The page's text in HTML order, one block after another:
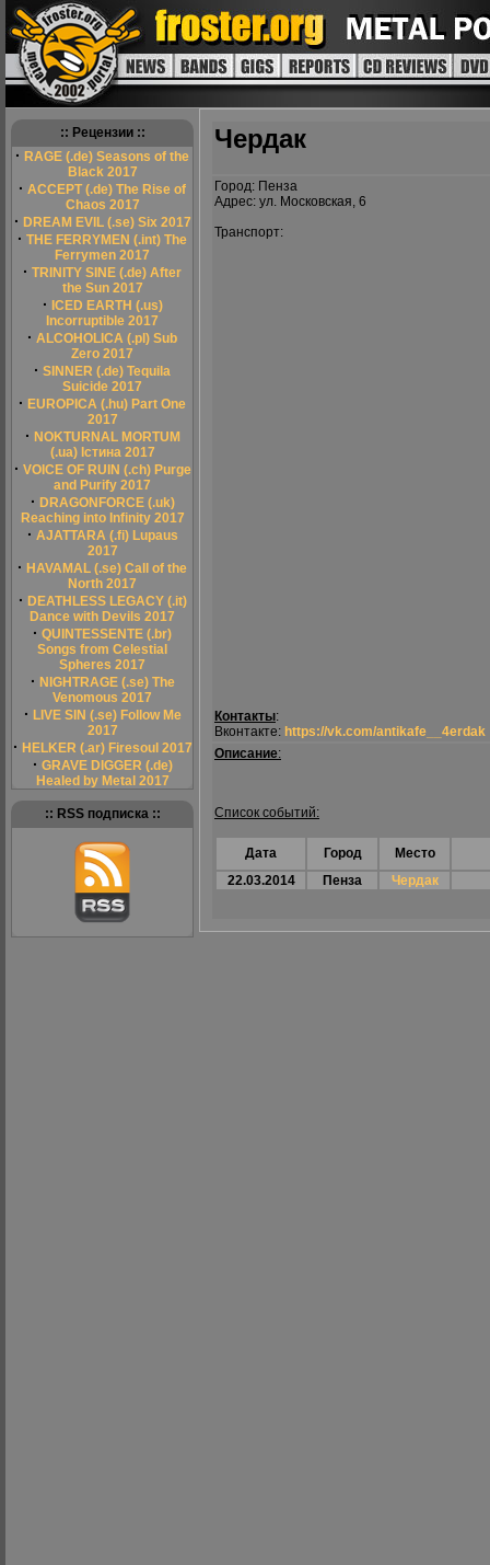
:: Рецензии ::
· RAGE (.de) Seasons of the
Black 2017
· ACCEPT (.de) The Rise of
Chaos 2017
· DREAM EVIL (.se) Six 2017
· THE FERRYMEN (.int) The
Ferrymen 2017
· TRINITY SINE (.de) After
the Sun 2017
· ICED EARTH (.us)
Incorruptible 2017
· ALCOHOLICA (.pl) Sub
Zero 2017
· SINNER (.de) Tequila
Suicide 2017
· EUROPICA (.hu) Part One
2017
· NOKTURNAL MORTUM
(.ua) Істина 2017
· VOICE OF RUIN (.ch) Purge
and Purify 2017
· DRAGONFORCE (.uk)
Reaching into Infinity 2017
· AJATTARA (.fi) Lupaus
2017
· HAVAMAL (.se) Call of the
North 2017
· DEATHLESS LEGACY (.it)
Dance with Devils 2017
· QUINTESSENTE (.br)
Songs from Celestial
Spheres 2017
· NIGHTRAGE (.se) The
Venomous 2017
· LIVE SIN (.se) Follow Me
2017
· HELKER (.ar) Firesoul 2017
· GRAVE DIGGER (.de)
Healed by Metal 2017
:: RSS подписка ::
Чердак
Город: Пенза
Адрес: ул. Московская, 6
Транспорт:
Контакты:
Вконтакте: https://vk.com/antikafe__4erdak
Описание:
Список событий:
Дата Город
Место
22.03.2014
Пенза Чердак